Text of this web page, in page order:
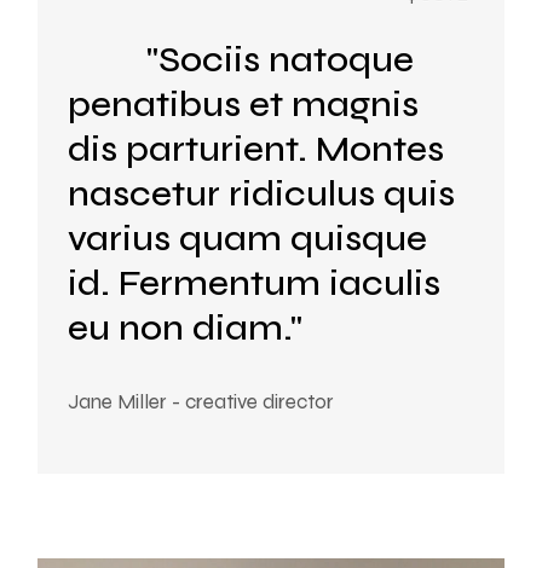
"Sociis natoque
penatibus et magnis
dis parturient. Montes
nascetur ridiculus quis
varius quam quisque
id. Fermentum iaculis
eu non diam."
Jane Miller - creative director